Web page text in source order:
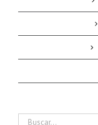
Buscar: